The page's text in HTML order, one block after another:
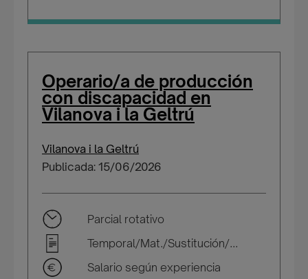
Operario/a de producción
con discapacidad en
Vilanova i la Geltrú
Vilanova i la Geltrú
Publicada: 15/06/2026
Parcial rotativo
Temporal/Mat./Sustitución/...
Salario según experiencia